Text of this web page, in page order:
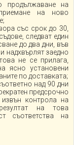
продължаване на
на ново
със срок до 30,
следват един
до два дни, във
надхвърлят заедно
не се прилага,
ясно установени
по доставката;
над 90 дни
предсрочно
контрола на
на това
съответства на